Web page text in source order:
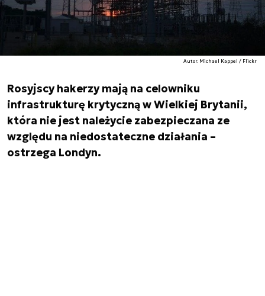
Autor. Michael Kappel / Flickr
Rosyjscy hakerzy mają na celowniku
infrastrukturę krytyczną w Wielkiej Brytanii,
która nie jest należycie zabezpieczana ze
względu na niedostateczne działania –
ostrzega Londyn.